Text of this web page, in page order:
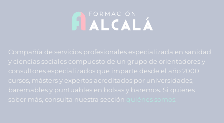
Compañía de servicios profesionales especializada en sanidad
y ciencias sociales compuesto de un grupo de orientadores y
consultores especializados que imparte desde el año 2000
cursos, másters y expertos acreditados por universidades,
baremables y puntuables en bolsas y baremos. Si quieres
saber más, consulta nuestra sección quiénes somos